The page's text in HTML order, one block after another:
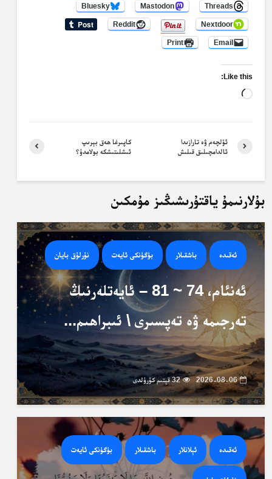
Threads
Mastodon
Bluesky
Nextdoor
Reddit
Email
Print
Like this:
Loading…
كاپىرغا ھەق بېرىپ
ئىشلىتىشكە بولامدۇ؟
ئۆلچەم ۋە تارازىدا
ئالدامچىلىق قىلىش
بۇلارنىمۇ ياقتۇرىشىڭىز مۇمكىن
ئەقىدە باشقىلار بۈگۈنكى ئايەت نۇرلۇق بايان
ئەنئام، 74 ~ 81 – ئايەتلەرنىڭ
تەرجىمە ۋە تەپسىرى \ ئىبراھىم...
2026-08-06 32 قېتىم كۆرۈلدى
ئەقىدە ئېلانلار باشقىلار بۈگۈنكى ئايەت